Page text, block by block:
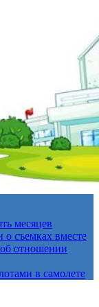
месяцев
о съемках вместе
об отношении
в самолете